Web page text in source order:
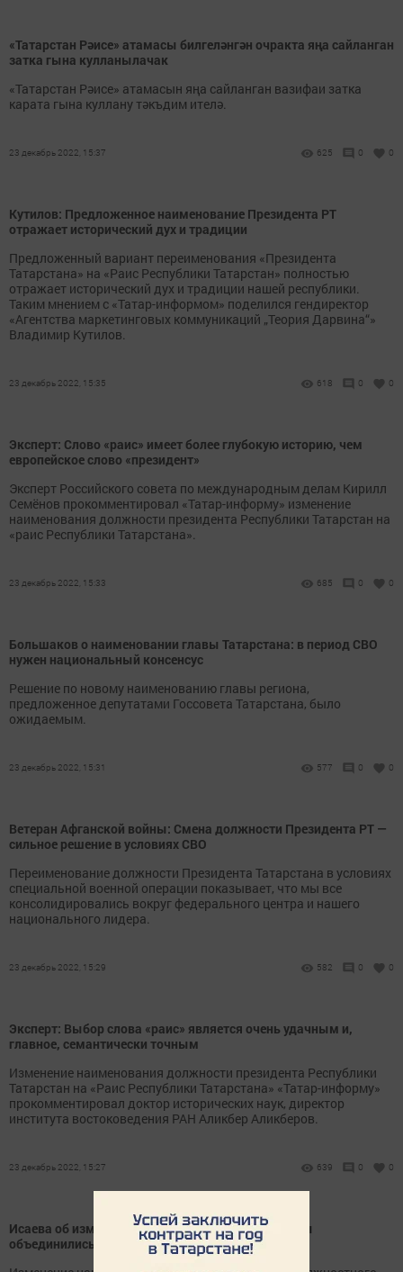
«Татарстан Рәисе» атамасы билгеләнгән очракта яңа сайланган
затка гына кулланылачак
«Татарстан Рәисе» атамасын яңа сайланган вазифаи затка
карата гына куллану тәкъдим ителә.
23 декабрь 2022, 15:37 625 0 0
Кутилов: Предложенное наименование Президента РТ
отражает исторический дух и традиции
Предложенный вариант переименования «Президента
Татарстана» на «Раис Республики Татарстан» полностью
отражает исторический дух и традиции нашей республики.
Таким мнением с «Татар-информом» поделился гендиректор
«Агентства маркетинговых коммуникаций „Теория Дарвина“»
Владимир Кутилов.
23 декабрь 2022, 15:35 618 0 0
Эксперт: Слово «раис» имеет более глубокую историю, чем
европейское слово «президент»
Эксперт Российского совета по международным делам Кирилл
Семёнов прокомментировал «Татар-информу» изменение
наименования должности президента Республики Татарстан на
«раис Республики Татарстана».
23 декабрь 2022, 15:33 685 0 0
Большаков о наименовании главы Татарстана: в период СВО
нужен национальный консенсус
Решение по новому наименованию главы региона,
предложенное депутатами Госсовета Татарстана, было
ожидаемым.
23 декабрь 2022, 15:31 577 0 0
Ветеран Афганской войны: Смена должности Президента РТ —
сильное решение в условиях СВО
Переименование должности Президента Татарстана в условиях
специальной военной операции показывает, что мы все
консолидировались вокруг федерального центра и нашего
национального лидера.
23 декабрь 2022, 15:29 582 0 0
Эксперт: Выбор слова «раис» является очень удачным и,
главное, семантически точным
Изменение наименования должности президента Республики
Татарстан на «Раис Республики Татарстана» «Татар-информу»
прокомментировал доктор исторических наук, директор
института востоковедения РАН Аликбер Аликберов.
23 декабрь 2022, 15:27 639 0 0
Исаева об изменении наименования главы РТ: Мы
объединились вокруг федерального центра